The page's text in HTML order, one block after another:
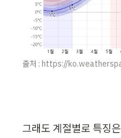
출처 : https://
그래도 계절별로 특징